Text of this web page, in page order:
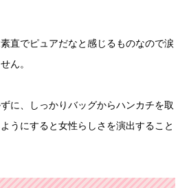
直でピュアだなと感じるものなので涙
ん。
に、しっかりバッグからハンカチを取
うにすると女性らしさを演出すること